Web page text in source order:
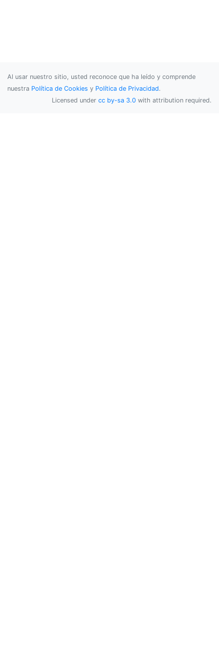
Al usar nuestro sitio, usted reconoce que ha leído y comprende
nuestra Política de Cookies y Política de Privacidad.
Licensed under cc by-sa 3.0 with attribution required.